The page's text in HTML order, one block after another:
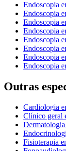
Endoscopia
Endoscopia
Endoscopia
Endoscopia
Endoscopia
Endoscopia
Endoscopia
Endoscopia
Outras
Cardiologia
Clínico geral
Dermatologia
Fisioterapia